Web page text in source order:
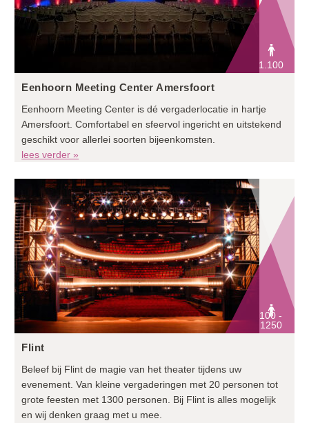
1.100
Eenhoorn Meeting Center Amersfoort
Eenhoorn Meeting Center is dé vergaderlocatie in hartje
Amersfoort. Comfortabel en sfeervol ingericht en uitstekend
geschikt voor allerlei soorten bijeenkomsten.
lees verder »
100 -
1250
Flint
Beleef bij Flint de magie van het theater tijdens uw
evenement. Van kleine vergaderingen met 20 personen tot
grote feesten met 1300 personen. Bij Flint is alles mogelijk
en wij denken graag met u mee.